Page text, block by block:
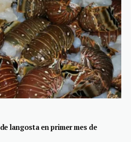
langosta en primer mes de